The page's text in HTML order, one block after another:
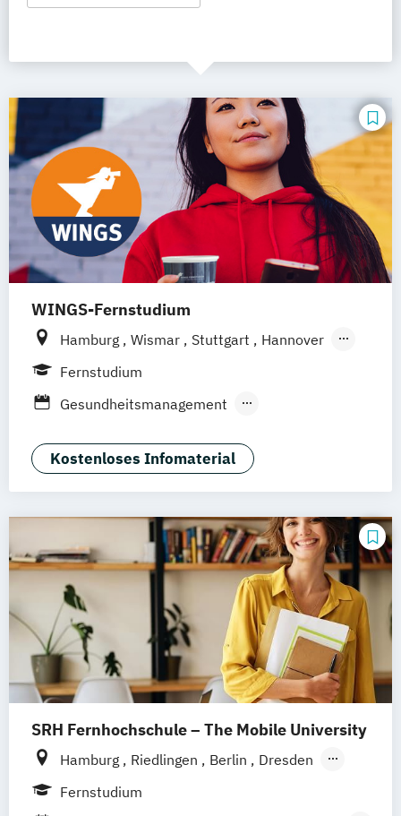
WINGS-Fernstudium
Hamburg Wismar Stuttgart
Hannover
Leipzig
Frankfurt am Main
Nürnberg
Fernstudium
Gesundheitsmanagement
Sozialmanagement
Kostenloses Infomaterial
SRH Fernhochschule – The Mobile University
Hamburg Riedlingen Berlin
Dresden
Düsseldorf
Fernstudium